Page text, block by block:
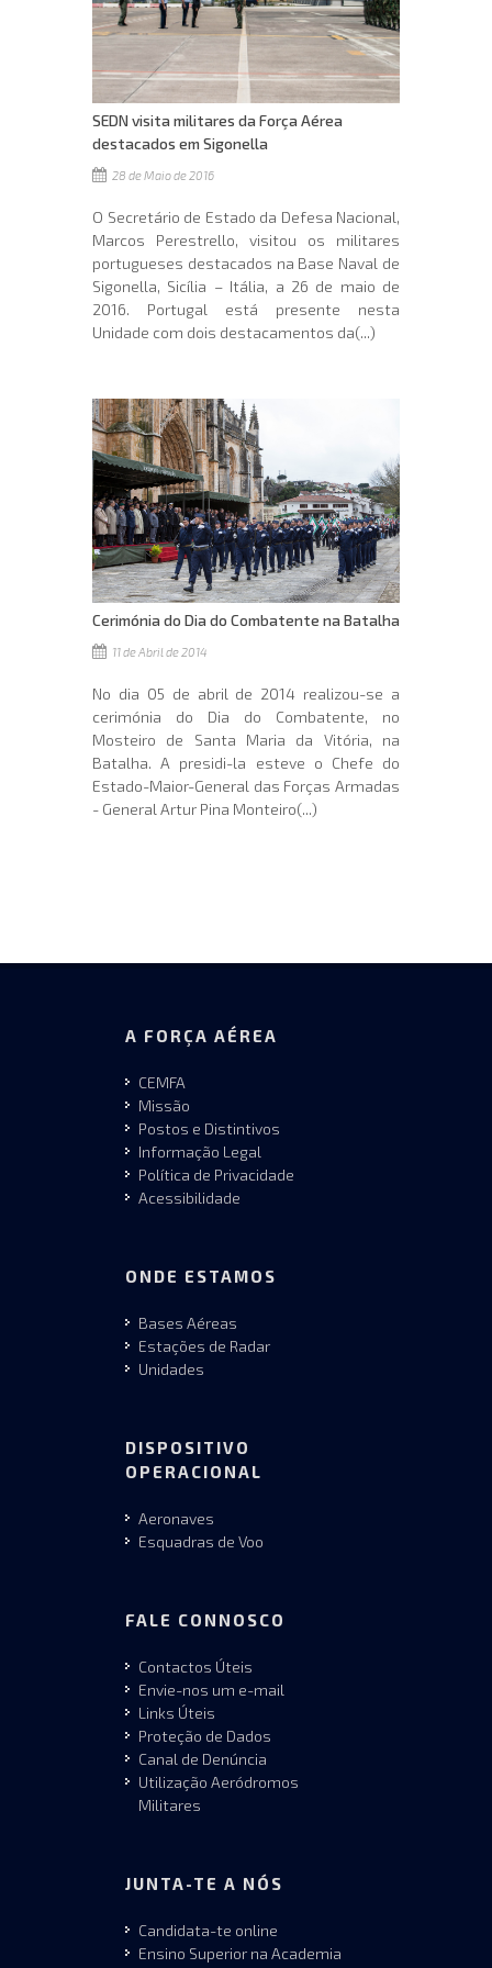
SEDN visita militares da Força Aérea
destacados em Sigonella
28 de Maio de 2016
O Secretário de Estado da Defesa Nacional,
Marcos Perestrello, visitou os militares
portugueses destacados na Base Naval de
Sigonella, Sicília – Itália, a 26 de maio de
2016. Portugal está presente nesta
Unidade com dois destacamentos da(...)
Cerimónia do Dia do Combatente na Batalha
11 de Abril de 2014
No dia 05 de abril de 2014 realizou-se a
cerimónia do Dia do Combatente, no
Mosteiro de Santa Maria da Vitória, na
Batalha. A presidi-la esteve o Chefe do
Estado-Maior-General das Forças Armadas
- General Artur Pina Monteiro(...)
A FORÇA AÉREA
CEMFA
Missão
Postos e Distintivos
Informação Legal
Política de Privacidade
Acessibilidade
ONDE ESTAMOS
Bases Aéreas
Estações de Radar
Unidades
DISPOSITIVO
OPERACIONAL
Aeronaves
Esquadras de Voo
FALE CONNOSCO
Contactos Úteis
Envie-nos um e-mail
Links Úteis
Proteção de Dados
Canal de Denúncia
Utilização Aeródromos
Militares
JUNTA-TE A NÓS
Candidata-te online
Ensino Superior na Academia